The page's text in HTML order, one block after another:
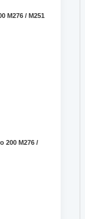
M276 / M251
200 M276 /